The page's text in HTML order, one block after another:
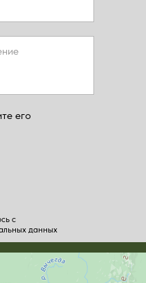
его
с
данных